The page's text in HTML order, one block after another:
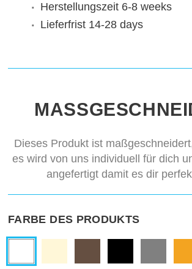
Herstellungszeit 6-8 weeks
Lieferfrist 14-28 days
Dieses Produkt ist
es wird von uns individuell für dich
angefertigt damit es dir
FARBE DES PRODUKTS